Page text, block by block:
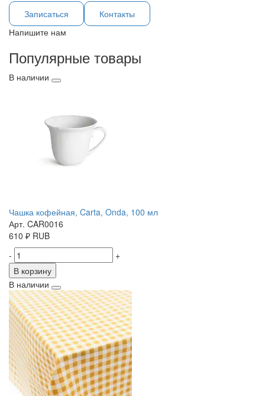
Записаться
Контакты
Напишите нам
Популярные товары
В наличии
Чашка кофейная, Carta, Onda, 100 мл
Арт. CAR0016
610 ₽ RUB
-
+
В корзину
В наличии